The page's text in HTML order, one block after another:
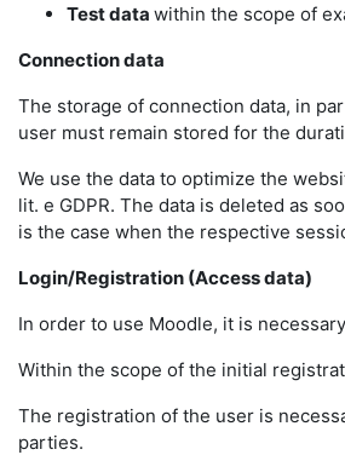
Test data within the scope of
Connection data
The storage of connection data, in
user must remain stored for the
We use the data to optimize the
lit. e GDPR. The data is deleted as
is the case when the respective
Login/Registration (Access data)
In order to use Moodle, it is
Within the scope of the initial
The registration of the user is
parties.